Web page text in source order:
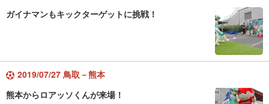
ガイナマンもキックターゲットに挑戦！
2019/07/27 鳥取－熊本
熊本からロアッソくんが来場！